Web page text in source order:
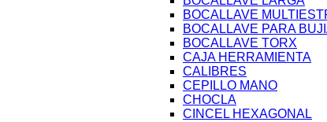
BOCALLAVE
BOCALLAVE PARA
BOCALLAVE TORX
CAJA HERRAMIENTA
CALIBRES
CEPILLO MANO
CHOCLA
CINCEL HEXAGONAL